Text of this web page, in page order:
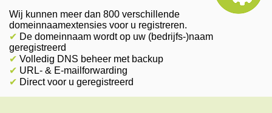
Wij kunnen meer dan 800 verschillende
domeinnaamextensies voor u registreren.
✔ De domeinnaam wordt op uw (bedrijfs-)naam
geregistreerd
✔ Volledig DNS beheer met backup
✔ URL- & E-mailforwarding
✔ Direct voor u geregistreerd